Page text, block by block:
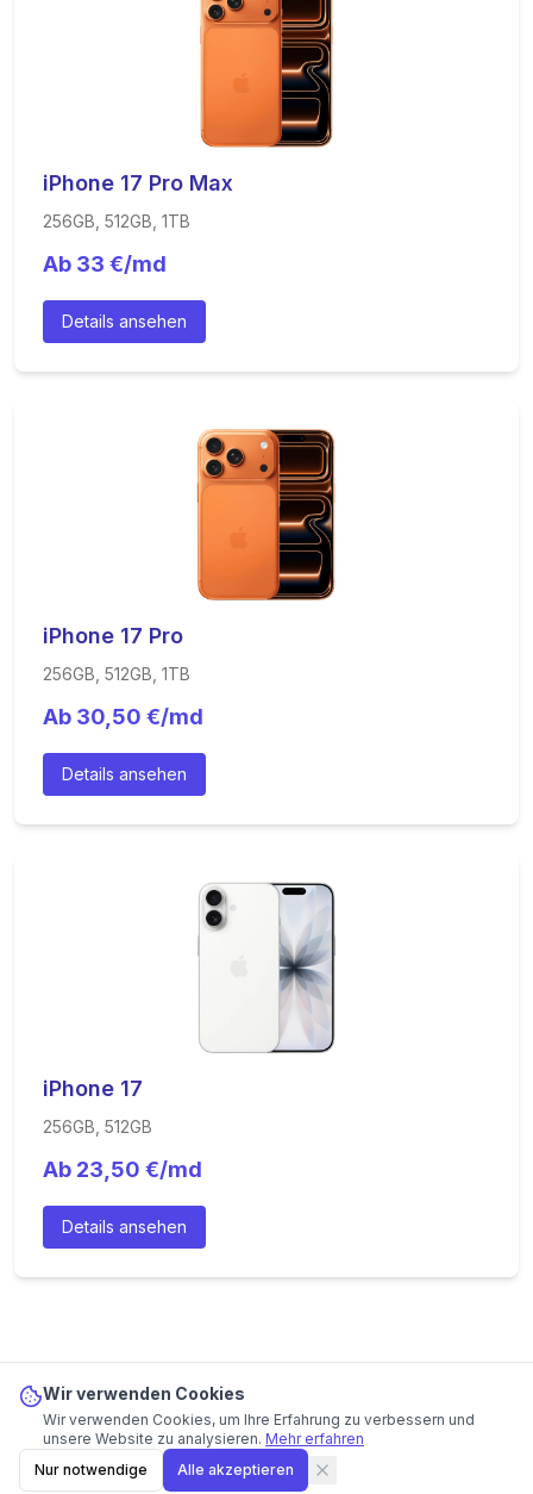
iPhone 17 Pro Max
256GB, 512GB, 1TB
Ab 33 €/md
Details ansehen
iPhone 17 Pro
256GB, 512GB, 1TB
Ab 30,50 €/md
Details ansehen
iPhone 17
256GB, 512GB
Ab 23,50 €/md
Details ansehen
iPhone 15ab16€/md
congstar
Angebot ansehen
Wir verwenden Cookies
Wir verwenden Cookies, um Ihre Erfahrung zu verbessern und
unsere Website zu analysieren. Mehr erfahren
Nur notwendige
Alle akzeptieren